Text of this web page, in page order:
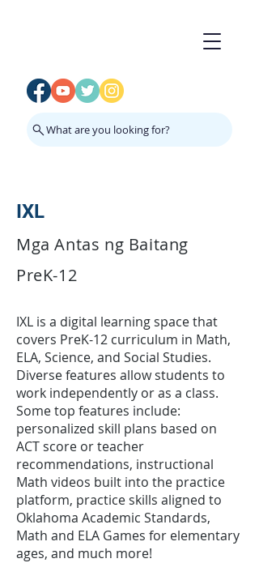
What are you looking for?
IXL
Mga Antas ng Baitang
PreK-12
IXL is a digital learning space that
covers PreK-12 curriculum in Math,
ELA, Science, and Social Studies.
Diverse features allow students to
work independently or as a class.
Some top features include:
personalized skill plans based on
ACT score or teacher
recommendations, instructional
Math videos built into the practice
platform, practice skills aligned to
Oklahoma Academic Standards,
Math and ELA Games for elementary
ages, and much more!